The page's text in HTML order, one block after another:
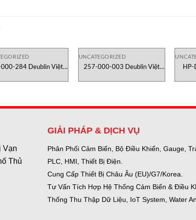
284 Deublin Việt
UNCATEGORIZED
257-000-003 Deublin Việt
HP-
Vạn
Thủ
GIẢI PHÁP & DỊCH VỤ
Phân Phối Cảm Biến, Bộ Điều Khiển, Gauge,
PLC, HMI, Thiết Bị Điện.
Cung Cấp Thiết Bị Châu Âu (EU)/G7/Korea.
Tư Vấn Tích Hợp Hệ Thống Cảm Biến & Điều
Thống Thu Thập Dữ Liệu, IoT System, Water